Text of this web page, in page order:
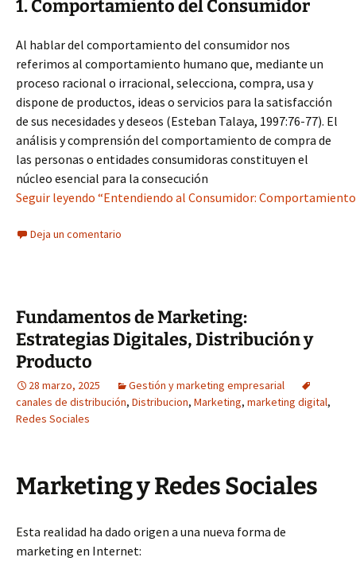
1. Comportamiento del Consumidor
Al hablar del comportamiento del consumidor nos
referimos al comportamiento humano que, mediante un
proceso racional o irracional, selecciona, compra, usa y
dispone de productos, ideas o servicios para la satisfacción
de sus necesidades y deseos (Esteban Talaya, 1997:76-77). El
análisis y comprensión del comportamiento de compra de
las personas o entidades consumidoras constituyen el
núcleo esencial para la consecución
Seguir leyendo “Entendiendo al Consumidor:
Deja un comentario
Fundamentos de Marketing:
Estrategias Digitales, Distribución y
Producto
28 marzo, 2025
Gestión y marketing empresarial
canales de distribución, Distribucion, Marketing, marketing digital,
Redes Sociales
Marketing y Redes Sociales
Esta realidad ha dado origen a una nueva forma de
marketing en Internet: